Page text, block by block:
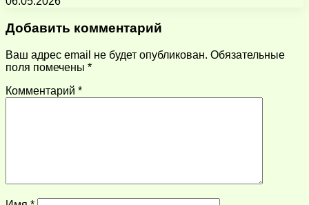
Добавить комментарий
Ваш адрес email не будет опубликован. Обязательные
поля помечены *
Комментарий *